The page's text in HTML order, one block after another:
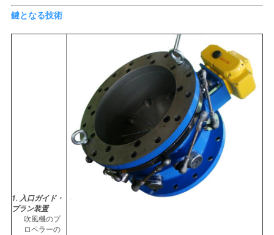
し
な
COMPANY
図
鍵となる技術
1. 入口ガイド・
ブラン装置
吹風機のプ
ロペラーの